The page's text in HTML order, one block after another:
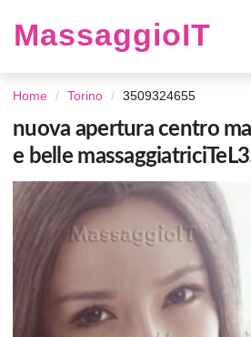
MassaggioIT
Home Torino 3509324655
nuova apertura centro
e belle